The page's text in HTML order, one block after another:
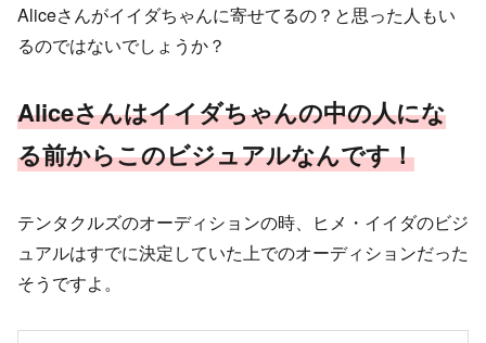
Aliceさんがイイダちゃんに寄せてるの？と思った人もい
るのではないでしょうか？
Aliceさんはイイダちゃんの中の人にな
る前からこのビジュアルなんです！
テンタクルズのオーディションの時、ヒメ・イイダのビジ
ュアルはすでに決定していた上でのオーディションだった
そうですよ。